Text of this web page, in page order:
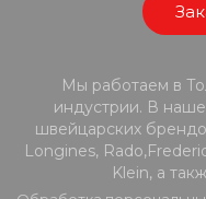
Мы работаем в
индустрии. В
швейцарских
Longines,
Klein, а